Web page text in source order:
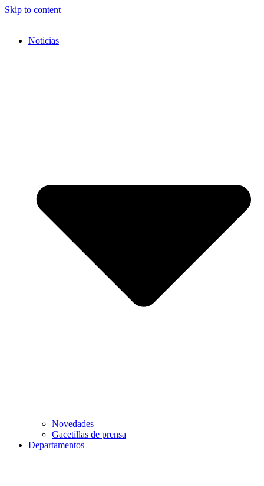
Skip to content
Noticias
Novedades
Gacetillas de prensa
Departamentos